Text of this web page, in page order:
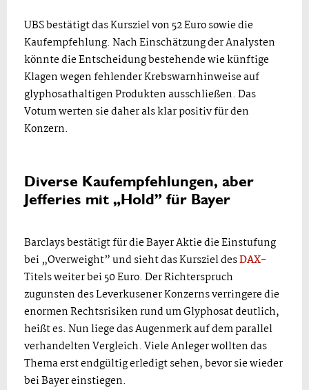
UBS bestätigt das Kursziel von 52 Euro sowie die
Kaufempfehlung. Nach Einschätzung der Analysten
könnte die Entscheidung bestehende wie künftige
Klagen wegen fehlender Krebswarnhinweise auf
glyphosathaltigen Produkten ausschließen. Das
Votum werten sie daher als klar positiv für den
Konzern.
Diverse Kaufempfehlungen, aber
Jefferies mit „Hold” für Bayer
Barclays bestätigt für die Bayer Aktie die Einstufung
bei „Overweight” und sieht das Kursziel desDAX-
Titels weiter bei 50 Euro. Der Richterspruch
zugunsten des Leverkusener Konzerns verringere die
enormen Rechtsrisiken rund um Glyphosat deutlich,
heißt es. Nun liege das Augenmerk auf dem parallel
verhandelten Vergleich. Viele Anleger wollten das
Thema erst endgültig erledigt sehen, bevor sie wieder
bei Bayer einstiegen.